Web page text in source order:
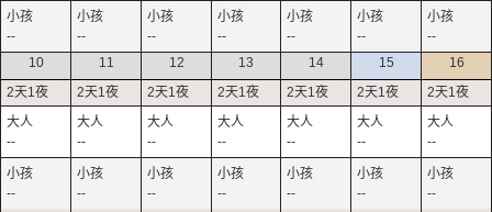
-- -- -- -- -- --
--
10
--
--
11
--
--
12
--
--
13
--
--
14
--
--
15
--
--
16
--
--